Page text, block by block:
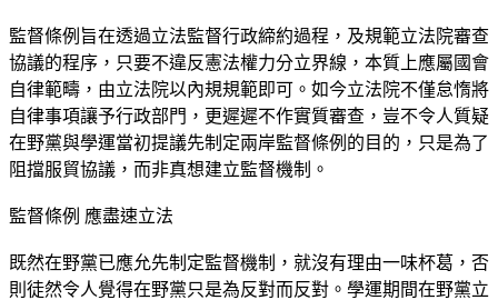
監督條例旨在透過立法監督行政締約過程，及規範立法院審查
協議的程序，只要不違反憲法權力分立界線，本質上應屬國會
自律範疇，由立法院以內規規範即可。如今立法院不僅怠惰將
自律事項讓予行政部門，更遲遲不作實質審查，豈不令人質疑
在野黨與學運當初提議先制定兩岸監督條例的目的，只是為了
阻擋服貿協議，而非真想建立監督機制。
監督條例 應盡速立法
既然在野黨已應允先制定監督機制，就沒有理由一味杯葛，否
則徒然令人覺得在野黨只是為反對而反對。學運期間在野黨立